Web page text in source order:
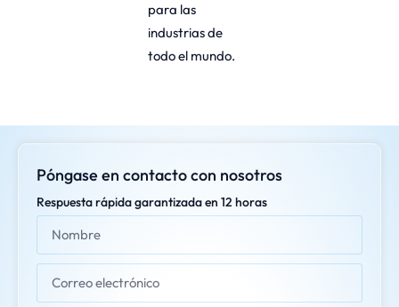
para las
industrias de
todo el mundo.
Póngase en contacto con nosotros
Respuesta rápida garantizada en 12 horas